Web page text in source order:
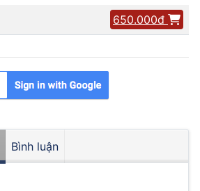
650.000đ
Bình luận